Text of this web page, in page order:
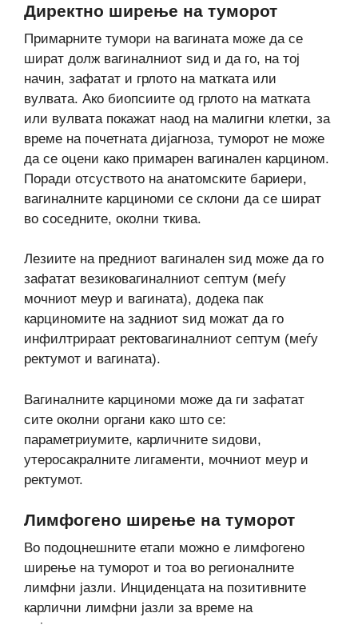
Директно ширење на туморот
Примарните тумори на вагината може да се
шират долж вагиналниот sид и да го, на тој
начин, зафатат и грлото на матката или
вулвата. Ако биопсиите од грлото на матката
или вулвата покажат наод на малигни клетки, за
време на почетната дијагноза, туморот не може
да се оцени како примарен вагинален карцином.
Поради отсуството на анатомските бариери,
вагиналните карциноми се склони да се шират
во соседните, околни ткива.
Лезиите на предниот вагинален sид може да го
зафатат везиковагиналниот септум (меѓу
мочниот меур и вагината), додека пак
карциномите на задниот sид можат да го
инфилтрираат ректовагиналниот септум (меѓу
ректумот и вагината).
Вагиналните карциноми може да ги зафатат
сите околни органи како што се:
параметриумите, карличните sидови,
утеросакралните лигаменти, мочниот меур и
ректумот.
Лимфогено ширење на туморот
Во подоцнешните етапи можно е лимфогено
ширење на туморот и тоа во регионалните
лимфни јазли. Инциденцата на позитивните
карлични лимфни јазли за време на